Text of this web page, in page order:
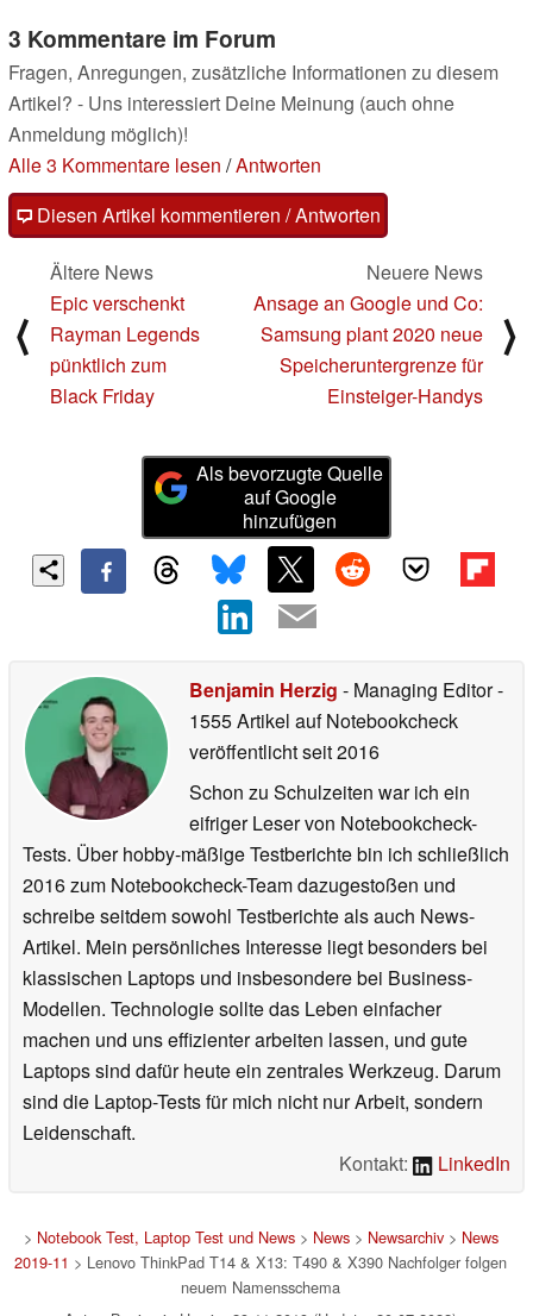
3 Kommentare im Forum
Fragen, Anregungen, zusätzliche Informationen zu diesem
Artikel? - Uns interessiert Deine Meinung (auch ohne
Anmeldung möglich)!
Alle 3 Kommentare lesen /Antworten
Diesen Artikel kommentieren / Antworten
⟨
Ältere News
Epic verschenkt
Rayman Legends
pünktlich zum
Black Friday
Neuere News
Ansage an Google und Co:
Samsung plant 2020 neue
Speicheruntergrenze für
Einsteiger-Handys
⟩
Als bevorzugte Quelle
auf Google
hinzufügen
Benjamin Herzig - Managing Editor-
1555 Artikel auf Notebookcheck
veröffentlichtseit 2016
Schon zu Schulzeiten war ich ein
eifriger Leser von Notebookcheck-
Tests. Über hobby-mäßige Testberichte bin ich schließlich
2016 zum Notebookcheck-Team dazugestoßen und
schreibe seitdem sowohl Testberichte als auch News-
Artikel. Mein persönliches Interesse liegt besonders bei
klassischen Laptops und insbesondere bei Business-
Modellen. Technologie sollte das Leben einfacher
machen und uns effizienter arbeiten lassen, und gute
Laptops sind dafür heute ein zentrales Werkzeug. Darum
sind die Laptop-Tests für mich nicht nur Arbeit, sondern
Leidenschaft.
Kontakt:
LinkedIn
> Notebook Test, Laptop Test und News> News> Newsarchiv> News
2019-11 > Lenovo ThinkPad T14 & X13: T490 & X390 Nachfolger folgen
neuem Namensschema